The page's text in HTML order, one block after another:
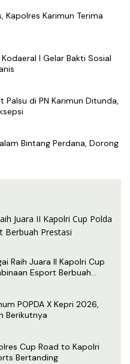
Kapolres Karimun Terima
I Gelar Bakti Sosial
Palsu di PN Karimun Ditunda,
Bintang Perdana, Dorong
Raih Juara II Kapolri Cup
Esport Berbuah
POPDA X Kepri 2026,
Berikutnya
Cup Road to Kapolri
Bertanding